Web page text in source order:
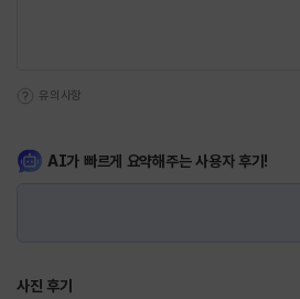
유의사항
AI가 빠르게 요약해주는 사용자 후기!
사진 후기